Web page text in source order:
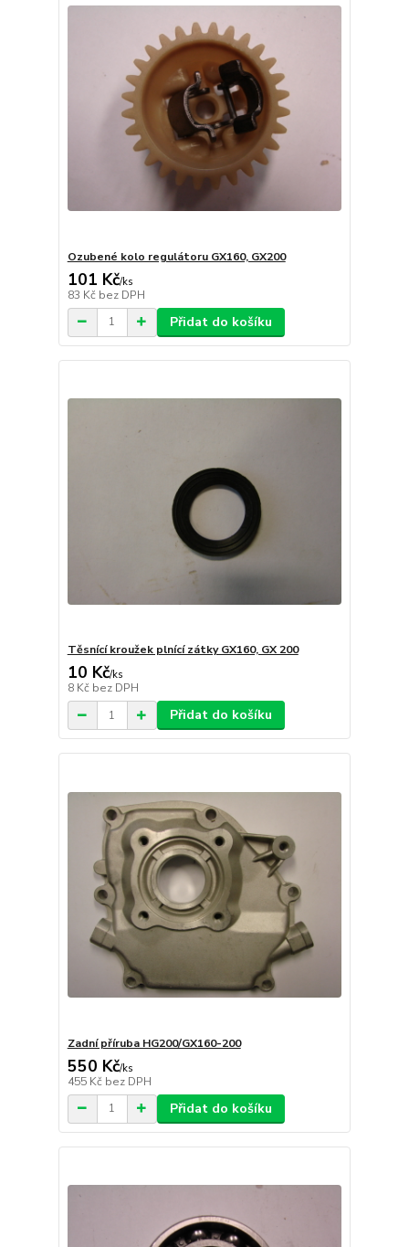
Ozubené kolo regulátoru GX160, GX200
101 Kč/ks
83 Kč bez DPH
Přidat do košíku
Těsnící kroužek plnící zátky GX160, GX 200
10 Kč/ks
8 Kč bez DPH
Přidat do košíku
Zadní příruba HG200/GX160-200
550 Kč/ks
455 Kč bez DPH
Přidat do košíku